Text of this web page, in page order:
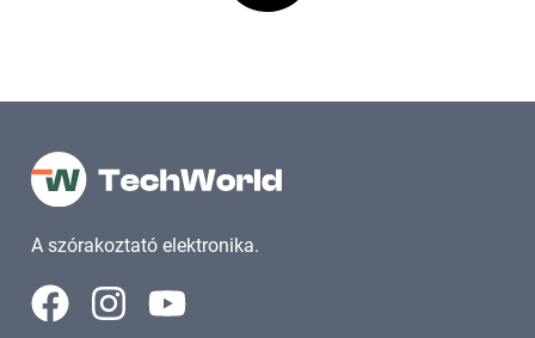
A szórakoztató elektronika.